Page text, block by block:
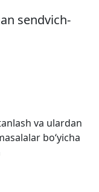
sendvich-
va ulardan
bo‘yicha